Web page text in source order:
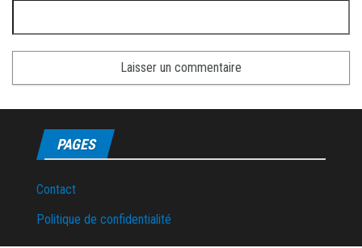
PAGES
Contact
Politique de confidentialité